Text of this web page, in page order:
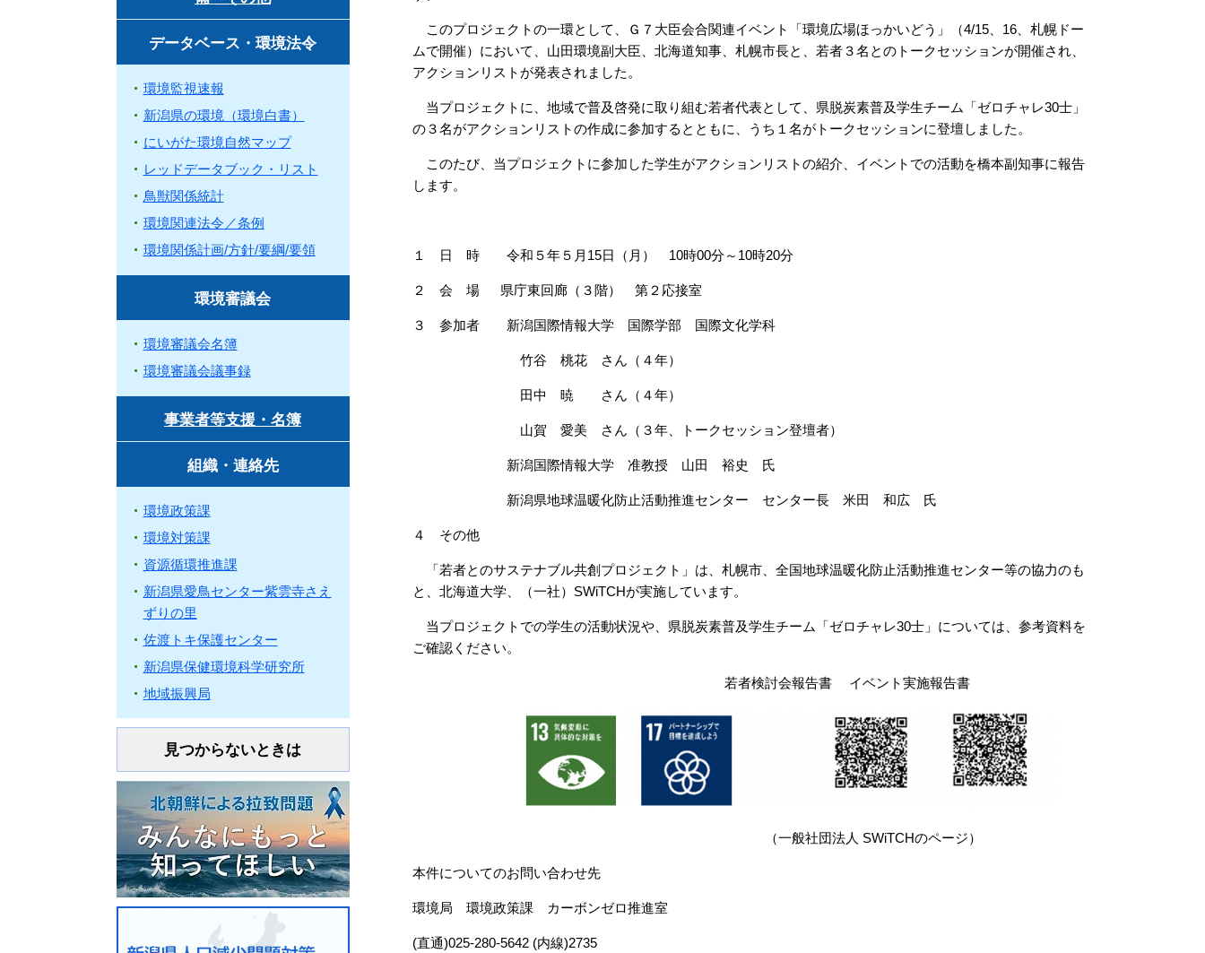
このプロジェクトの一環として、Ｇ７大臣会合関連イベント「環境広場ほっかいどう」（4/15、16、札幌ドー
ムで開催）において、山田環境副大臣、北海道知事、札幌市長と、若者３名とのトークセッションが開催され、
アクションリストが発表されました。
当プロジェクトに、地域で普及啓発に取り組む若者代表として、県脱炭素普及学生チーム「ゼロチャレ30士」
の３名がアクションリストの作成に参加するとともに、うち１名がトークセッションに登壇しました。
このたび、当プロジェクトに参加した学生がアクションリストの紹介、イベントでの活動を橋本副知事に報告
します。
１ 日 時 令和５年５月15日（月） 10時00分～10時20分
２ 会 場 県庁東回廊（３階） 第２応接室
３ 参加者 新潟国際情報大学 国際学部 国際文化学科
竹谷 桃花 さん（４年）
田中 暁 さん（４年）
山賀 愛美 さん（３年、トークセッション登壇者）
新潟国際情報大学 准教授 山田 裕史 氏
新潟県地球温暖化防止活動推進センター センター長 米田 和広 氏
４ その他
「若者とのサステナブル共創プロジェクト」は、札幌市、全国地球温暖化防止活動推進センター等の協力のも
と、北海道大学、（一社）SWiTCHが実施しています。
当プロジェクトでの学生の活動状況や、県脱炭素普及学生チーム「ゼロチャレ30士」については、参考資料を
ご確認ください。
若者検討会報告書 イベント実施報告書
（一般社団法人 SWiTCHのページ）
本件についてのお問い合わせ先
環境局 環境政策課 カーボンゼロ推進室
(直通)025-280-5642 (内線)2735
データベース・環境法令
環境監視速報
新潟県の環境（環境白書）
にいがた環境自然マップ
レッドデータブック・リスト
鳥獣関係統計
環境関連法令／条例
環境関係計画/方針/要綱/要領
環境審議会
環境審議会名簿
環境審議会議事録
事業者等支援・名簿
組織・連絡先
環境政策課
環境対策課
資源循環推進課
新潟県愛鳥センター紫雲寺さえ
ずりの里
佐渡トキ保護センター
新潟県保健環境科学研究所
地域振興局
見つからないときは